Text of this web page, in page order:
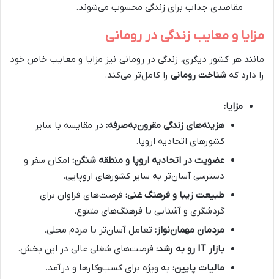
مقاصدی جذاب برای زندگی محسوب می‌شوند.
مزایا و معایب زندگی در رومانی
مانند هر کشور دیگری، زندگی در رومانی نیز مزایا و معایب خاص خود
را دارد که شناخت رومانی را کامل‌تر می‌کند.
مزایا:
هزینه‌های زندگی مقرون‌به‌صرفه: در مقایسه با سایر
کشورهای اتحادیه اروپا.
عضویت در اتحادیه اروپا و منطقه شنگن: امکان سفر و
دسترسی آسان‌تر به سایر کشورهای اروپایی.
طبیعت زیبا و فرهنگ غنی: فرصت‌های فراوان برای
گردشگری و آشنایی با فرهنگ‌های متنوع.
مردمان مهمان‌نواز: تعامل آسان‌تر با مردم محلی.
بازار IT رو به رشد:
فرصت‌های شغلی عالی در این بخش.
مالیات پایین: به ویژه برای کسب‌وکارها و درآمد.